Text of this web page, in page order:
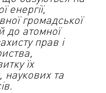
енергії,
громадської
до атомної
прав і
їх
наукових та